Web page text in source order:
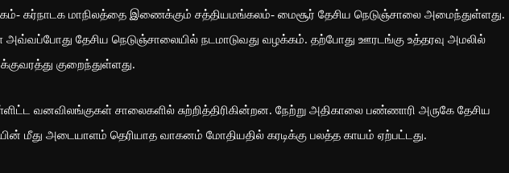
கர்நாடக மாநிலத்தை இணைக்கும் சத்தியமங்கலம்- மைசூர் தேசிய நெடுஞ்சாலை அமைந்துள்ளது.
தேசிய நெடுஞ்சாலையில் நடமாடுவது வழக்கம். தற்போது ஊரடங்கு உத்தரவு அமலில்
குறைந்துள்ளது.
வனவிலங்குகள் சாலைகளில் சுற்றித்திரிகின்றன. நேற்று அதிகாலை பண்ணாரி அருகே தேசிய
மீது அடையாளம் தெரியாத வாகனம் மோதியதில் கரடிக்கு பலத்த காயம் ஏற்பட்டது.